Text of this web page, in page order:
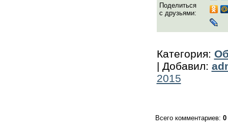
Поделиться
с друзьями:
Категория:
| Добавил:
2015
Всего комментариев: 0